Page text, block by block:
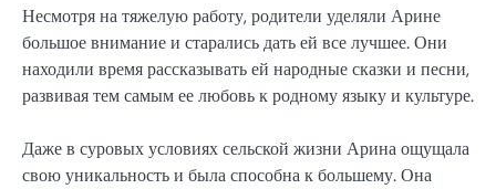
Несмотря на тяжелую работу, родители уделяли Арине
большое внимание и старались дать ей все лучшее. Они
находили время рассказывать ей народные сказки и песни,
развивая тем самым ее любовь к родному языку и культуре.
Даже в суровых условиях сельской жизни Арина ощущала
свою уникальность и была способна к большему. Она